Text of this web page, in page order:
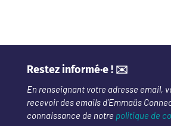
Restez informé·e ! ✉️
En renseignant votre adresse email,
recevoir des emails d’Emmaüs
connaissance de notre politique de